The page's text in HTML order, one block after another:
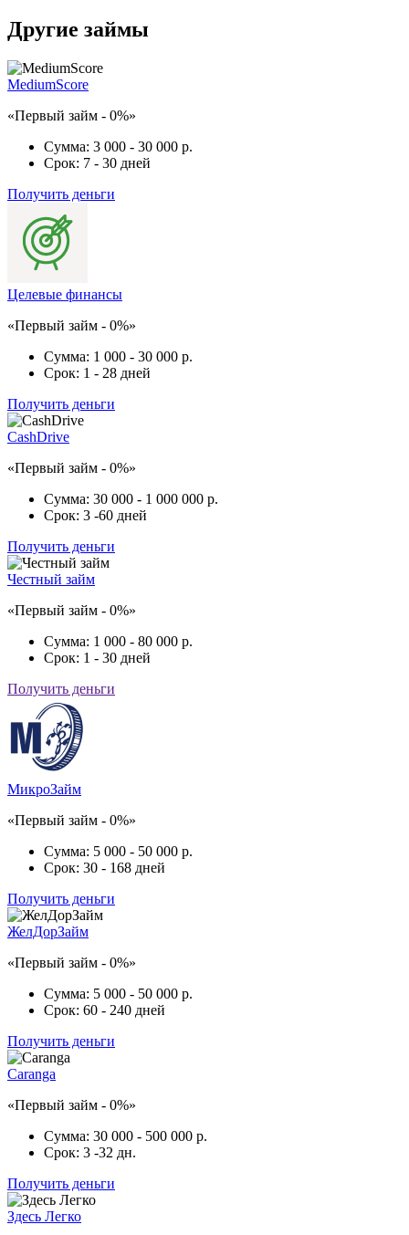
Другие займы
MediumScore
«Первый займ - 0%»
Сумма: 3 000 - 30 000 р.
Срок: 7 - 30 дней
Получить деньги
Целевые финансы
«Первый займ - 0%»
Сумма: 1 000 - 30 000 р.
Срок: 1 - 28 дней
Получить деньги
CashDrive
«Первый займ - 0%»
Сумма: 30 000 - 1 000 000 р.
Срок: 3 -60 дней
Получить деньги
Честный займ
«Первый займ - 0%»
Сумма: 1 000 - 80 000 р.
Срок: 1 - 30 дней
Получить деньги
МикроЗайм
«Первый займ - 0%»
Сумма: 5 000 - 50 000 р.
Срок: 30 - 168 дней
Получить деньги
ЖелДорЗайм
«Первый займ - 0%»
Сумма: 5 000 - 50 000 р.
Срок: 60 - 240 дней
Получить деньги
Caranga
«Первый займ - 0%»
Сумма: 30 000 - 500 000 р.
Срок: 3 -32 дн.
Получить деньги
Здесь Легко